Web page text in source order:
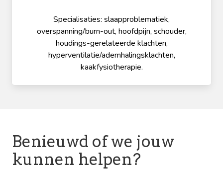
Specialisaties: slaapproblematiek,
overspanning/burn-out, hoofdpijn, schouder,
houdings-gerelateerde klachten,
hyperventilatie/ademhalingsklachten,
kaakfysiotherapie.
Benieuwd of we jouw
kunnen helpen?